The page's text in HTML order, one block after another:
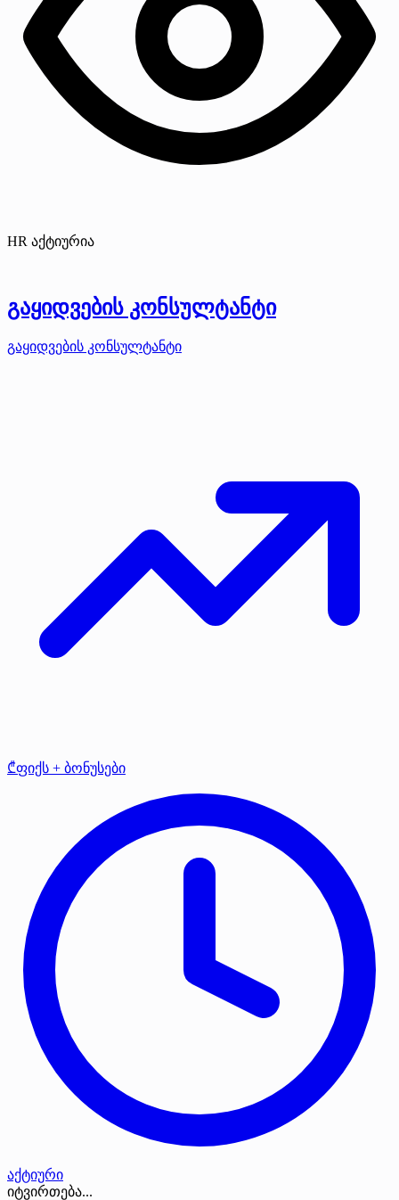
HR აქტიურია
გაყიდვების კონსულტანტი
გაყიდვების კონსულტანტი
₾ფიქს + ბონუსები
აქტიური
იტვირთება...